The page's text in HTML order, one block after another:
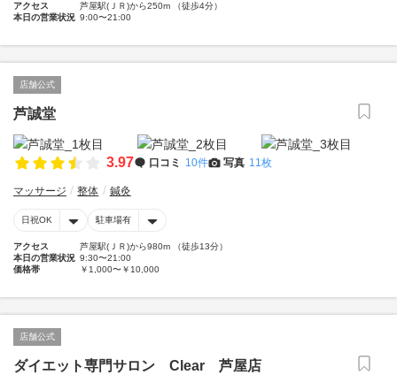
アクセス
芦屋駅(ＪＲ)から250m （徒歩4分）
本日の営業状況 9:00〜21:00
店舗公式
芦誠堂
3.97 口コミ 10件 写真 11枚
マッサージ 整体 鍼灸
日祝OK 駐車場有
アクセス
芦屋駅(ＪＲ)から980m （徒歩13分）
本日の営業状況 9:30〜21:00
価格帯
￥1,000〜￥10,000
店舗公式
ダイエット専門サロン Clear 芦屋店